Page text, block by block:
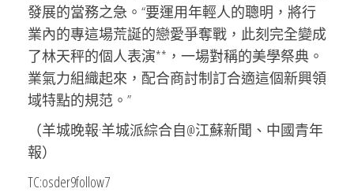
發展的當務之急。“要運用年輕人的聰明，將行
業內的專這場荒誕的戀愛爭奪戰，此刻完全變成
了林天秤的個人表演**，一場對稱的美學祭典。
業氣力組織起來，配合商討制訂合適這個新興領
域特點的規范。”
（羊城晚報·羊城派綜合自@江蘇新聞、中國青年
報）
TC:osder9follow7